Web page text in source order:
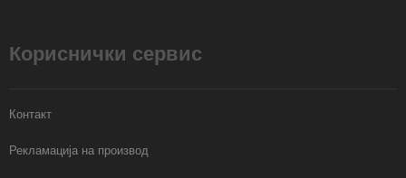
Кориснички сервис
Контакт
Рекламација на производ